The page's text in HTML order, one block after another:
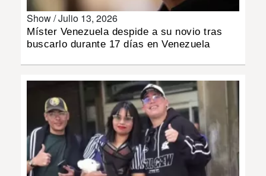
DEPORTES
MULTIMEDIA
IMPRESO
Show /Julio 13, 2026
Míster Venezuela despide a su novio tras
buscarlo durante 17 días en Venezuela